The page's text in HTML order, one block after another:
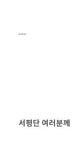
---
서평단 여러분께